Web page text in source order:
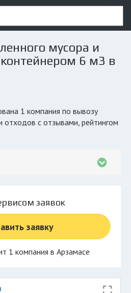
мусора и
6 м3 в
с отзывами, рейтингом
заявок
заявку
1 компания в Арзамасе